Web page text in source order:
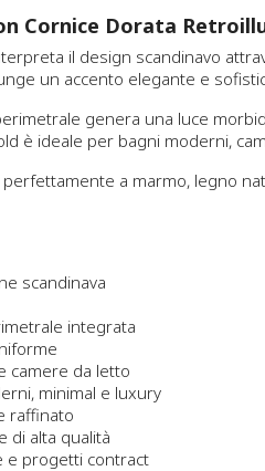
Cornice Dorata
il design scandinavo
un accento elegante e
genera una luce
è ideale per bagni moderni,
a marmo, legno
scandinava
integrata
camere da letto
minimal e luxury
raffinato
di alta qualità
e progetti contract